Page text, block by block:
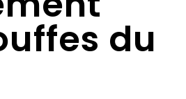
du